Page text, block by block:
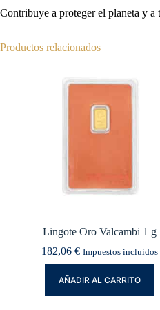
Contribuye a proteger el planeta y a
Productos relacionados
Lingote Oro Valcambi 1 g
182,06€ Impuestos incluidos
AÑADIR AL CARRITO